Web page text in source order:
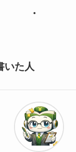
いた人